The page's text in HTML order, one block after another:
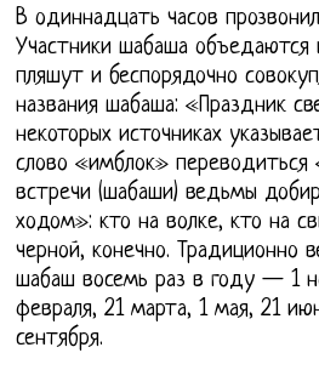
В одиннадцать часов
Участники шабаша объедаются
пляшут и беспорядочно
названия шабаша: «Праздник
некоторых источниках
слово «имблок» переводиться
встречи (шабаши) ведьмы
ходом»: кто на волке, кто на
черной, конечно. Традиционно
шабаш восемь раз в году — 1
февраля, 21 марта, 1 мая, 21
сентября.